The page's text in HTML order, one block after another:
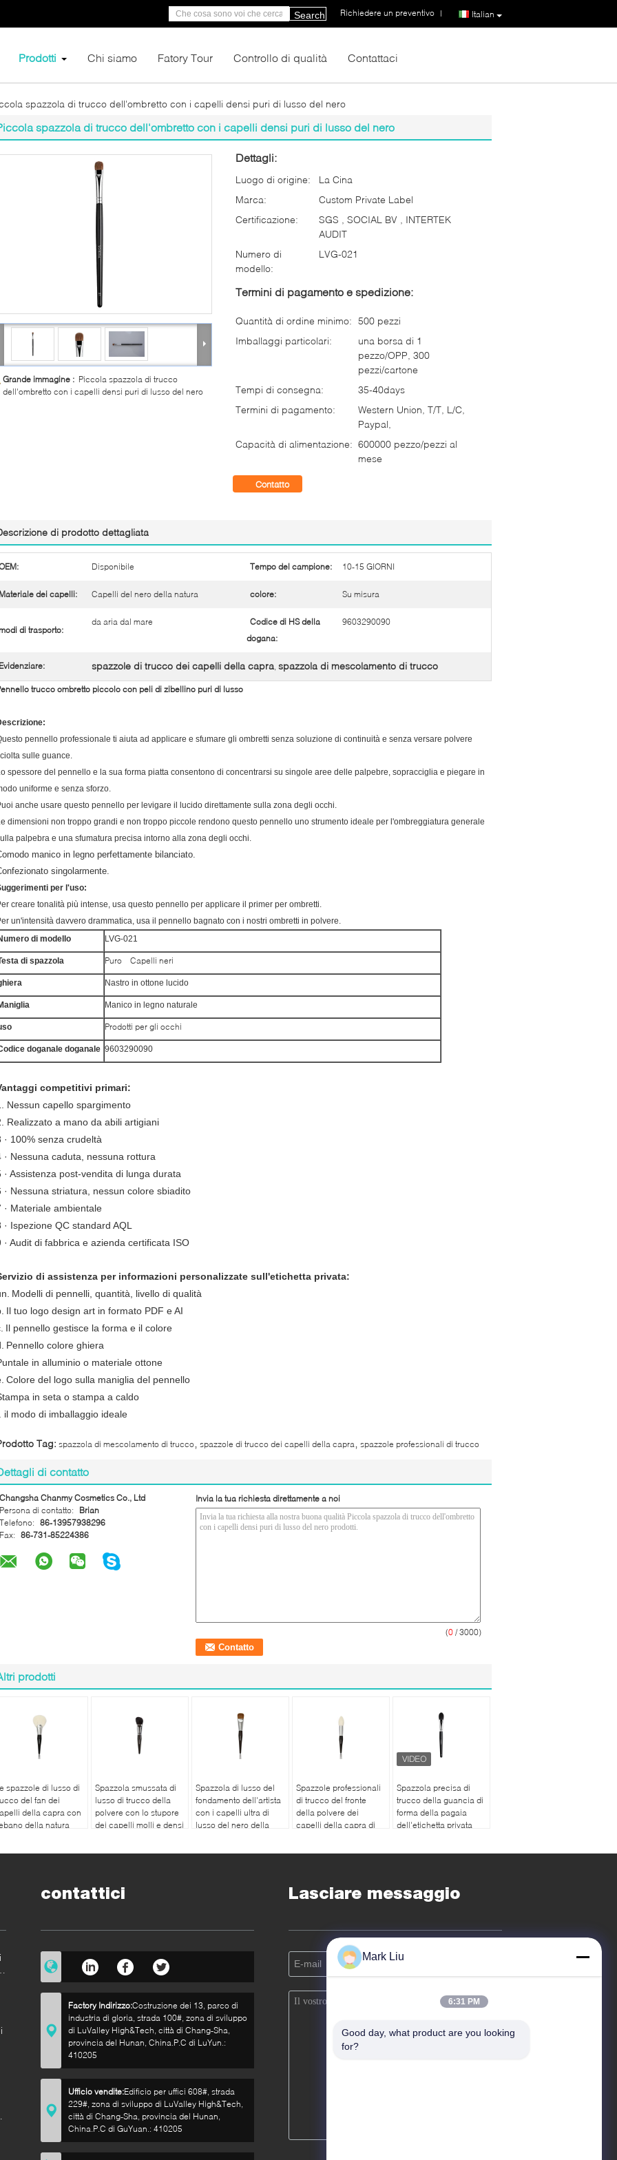
Italian
Richiedere un preventivo |
Search
Prodotti Chi siamo Fatory Tour Controllo di qualità Contattaci
spazzola di trucco dell'ombretto con i capelli densi puri di lusso del nero
spazzola di trucco dell'ombretto con i capelli densi puri di lusso del nero
Grande immagine : Piccola spazzola di trucco
dell'ombretto con i capelli densi puri di lusso del nero
Dettagli:
Luogo di origine:
La Cina
Marca:
Custom Private Label
Certificazione:
SGS , SOCIAL BV , INTERTEK
AUDIT
Numero di
modello:
LVG-021
Termini di pagamento e spedizione:
Quantità di ordine minimo: 500 pezzi
Imballaggi particolari:
una borsa di 1
pezzo/OPP, 300
pezzi/cartone
Tempi di consegna:
35-40days
Termini di pagamento:
Western Union, T/T, L/C,
Paypal,
Capacità di alimentazione: 600000 pezzo/pezzi al
mese
Contatto
di prodotto dettagliata
Disponibile Tempo del campione: 10-15 GIORNI
Materiale dei capelli: Capelli del nero della natura colore: Su misura
di trasporto:
da aria dal mare
Codice di HS della
dogana:
9603290090
Evidenziare: spazzole di trucco dei capelli della capra, spazzola di mescolamento di trucco
trucco ombretto piccolo con peli di zibellino puri di lusso
pennello professionale ti aiuta ad applicare e sfumare gli ombretti senza soluzione di continuità e senza versare polvere
sulle guance.
spessore del pennello e la sua forma piatta consentono di concentrarsi su singole aree delle palpebre, sopracciglia e piegare in
uniforme e senza sforzo.
anche usare questo pennello per levigare il lucido direttamente sulla zona degli occhi.
dimensioni non troppo grandi e non troppo piccole rendono questo pennello uno strumento ideale per l'ombreggiatura generale
palpebra e una sfumatura precisa intorno alla zona degli occhi.
manico in legno perfettamente bilanciato.
singolarmente.
per l'uso:
creare tonalità più intense, usa questo pennello per applicare il primer per ombretti.
un'intensità davvero drammatica, usa il pennello bagnato con i nostri ombretti in polvere.
di modello
LVG-021
di spazzola Puro Capelli neri
Nastro in ottone lucido
Manico in legno naturale
Prodotti per gli occhi
doganale doganale 9603290090
competitivi primari:
Nessun capello spargimento
Realizzato a mano da abili artigiani
· 100% senza crudeltà
· Nessuna caduta, nessuna rottura
· Assistenza post-vendita di lunga durata
· Nessuna striatura, nessun colore sbiadito
· Materiale ambientale
· Ispezione QC standard AQL
· Audit di fabbrica e azienda certificata ISO
di assistenza per informazioni personalizzate sull'etichetta privata:
Modelli di pennelli, quantità, livello di qualità
Il tuo logo design art in formato PDF e AI
Il pennello gestisce la forma e il colore
Pennello colore ghiera
in alluminio o materiale ottone
Colore del logo sulla maniglia del pennello
in seta o stampa a caldo
il modo di imballaggio ideale
Tag: spazzola di mescolamento di trucco spazzole di trucco dei capelli della capra spazzole professionali di trucco
di contatto
Changsha Chanmy Cosmetics Co., Ltd
Persona di contatto:
Brian
Telefono: 86-13957938296
Fax: 86-731-85224386
Invia la tua richiesta direttamente a noi
(0 / 3000)
prodotti
spazzole di lusso di
del fan dei
della capra con
della natura
Spazzola smussata di
lusso di trucco della
polvere con lo stupore
dei capelli molli e densi
Spazzola di lusso del
fondamento dell'artista
con i capelli ultra di
lusso del nero della
Spazzole professionali
di trucco del fronte
della polvere dei
capelli della capra di
Spazzola precisa di
trucco della guancia di
forma della pagaia
dell'etichetta privata
contattici
Factory Indirizzo:Costruzione dei 13, parco di
industria di gloria, strada 100#, zona di sviluppo
di LuValley High&Tech, città di Chang-Sha,
provincia del Hunan, China.P.C di LuYun.:
410205
Ufficio vendite:Edificio per uffici 608#, strada
229#, zona di sviluppo di LuValley High&Tech,
città di Chang-Sha, provincia del Hunan,
China.P.C di GuYuan.: 410205
Lasciare messaggio
Mark Liu
6:31 PM
Good day, what product are you looking
for?